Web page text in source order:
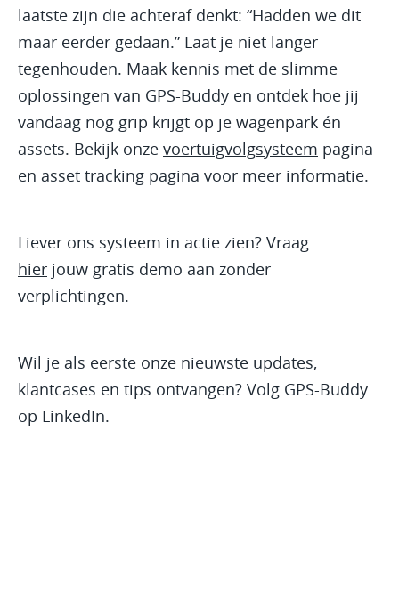
laatste zijn die achteraf denkt: “Hadden we dit
maar eerder gedaan.” Laat je niet langer
tegenhouden. Maak kennis met de slimme
oplossingen van GPS-Buddy en ontdek hoe jij
vandaag nog grip krijgt op je wagenpark én
assets. Bekijk onze voertuigvolgsysteem pagina
en asset tracking pagina voor meer informatie.
Liever ons systeem in actie zien? Vraag
hier jouw gratis demo aan zonder
verplichtingen.
Wil je als eerste onze nieuwste updates,
klantcases en tips ontvangen? Volg GPS-Buddy
op LinkedIn.